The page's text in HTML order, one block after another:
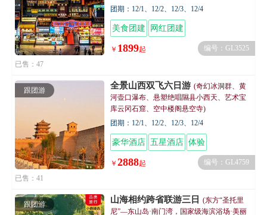
团期：12/1、12/2、12/3、12/4
美食团建 网红团建
￥ 1899起
编号：GL3525
已售：47
跟团游 全景山西双飞六日游 (奇幻冰洞群、黄
河壶口瀑布、悬塑绝唱隰县小西天、艺术宝
库云冈石窟、空中楼阁悬空寺)
团期：12/1、12/2、12/3、12/4
豪华酒店 五星酒店 体验
￥ 2888起
编号：GL4759
已售：41
跟团游 山海相约跨省联游三日 (东方“圣托里
尼”—东山岛·南门湾，国家级海滨浴场·美丽